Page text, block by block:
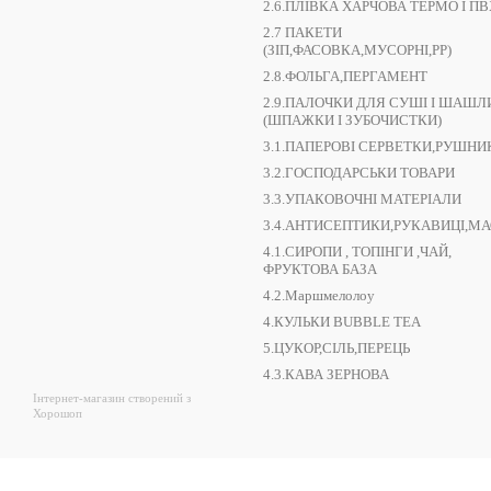
Інтернет-магазин створений з
Хорошоп
2.6.ПЛІВКА ХАРЧОВА ТЕРМО І
2.7 ПАКЕТИ
(ЗІП,ФАСОВКА,МУСОРНІ,РР)
2.8.ФОЛЬГА,ПЕРГАМЕНТ
2.9.ПАЛОЧКИ ДЛЯ СУШІ І
(ШПАЖКИ І ЗУБОЧИСТКИ)
3.1.ПАПЕРОВІ
3.2.ГОСПОДАРСЬКИ ТОВАРИ
3.3.УПАКОВОЧНІ МАТЕРІАЛИ
4.1.СИРОПИ , ТОПІНГИ ,ЧАЙ,
ФРУКТОВА БАЗА
4.2.Маршмелолоу
4.КУЛЬКИ BUBBLE TEA
5.ЦУКОР,СІЛЬ,ПЕРЕЦЬ
4.3.КАВА ЗЕРНОВА